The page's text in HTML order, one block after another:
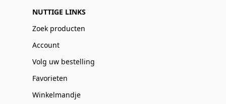
NUTTIGE LINKS
Zoek producten
Account
Volg uw bestelling
Favorieten
Winkelmandje